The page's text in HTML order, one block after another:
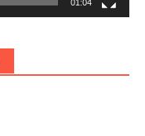
01:04